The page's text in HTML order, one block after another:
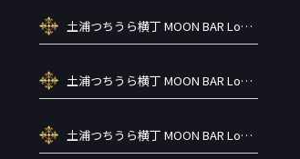
土浦つちうら横丁 MOON BAR Lounge ーズメントBAR シーシャカラ オケお酒
土浦つちうら横丁 MOON BAR Lounge ーズメントBAR シーシャカラ オケお酒
土浦つちうら横丁 MOON BAR Lounge ーズメントBAR シーシャカラ オケお酒